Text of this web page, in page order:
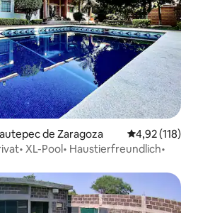
de Zaragoza
4,92 (118)
XL-Pool• Haustierfreundlich•